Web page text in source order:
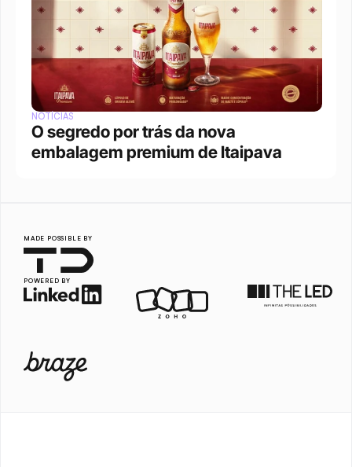
NOTÍCIAS
O segredo por trás da nova
embalagem premium de Itaipava
MADE POSSIBLE BY
POWERED BY